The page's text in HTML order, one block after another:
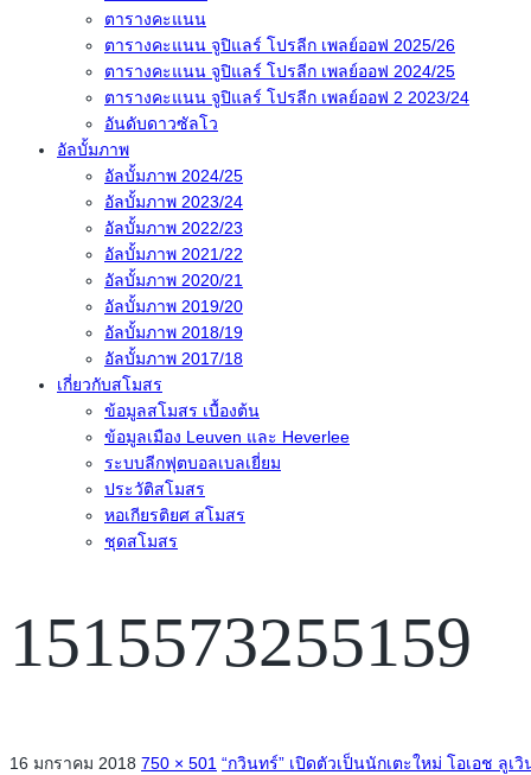
ตารางคะแนน
ตารางคะแนน จูปิแลร์ โปรลีก เพลย์ออฟ 2025/26
ตารางคะแนน จูปิแลร์ โปรลีก เพลย์ออฟ 2024/25
ตารางคะแนน จูปิแลร์ โปรลีก เพลย์ออฟ 2 2023/24
อันดับดาวซัลโว
อัลบั้มภาพ
อัลบั้มภาพ 2024/25
อัลบั้มภาพ 2023/24
อัลบั้มภาพ 2022/23
อัลบั้มภาพ 2021/22
อัลบั้มภาพ 2020/21
อัลบั้มภาพ 2019/20
อัลบั้มภาพ 2018/19
อัลบั้มภาพ 2017/18
เกี่ยวกับสโมสร
ข้อมูลสโมสร เบื้องต้น
ข้อมูลเมือง Leuven และ Heverlee
ระบบลีกฟุตบอลเบลเยี่ยม
ประวัติสโมสร
หอเกียรติยศ สโมสร
ชุดสโมสร
1515573255159
16 มกราคม 2018 750 × 501 “กวินทร์” เปิดตัวเป็นนักเตะใหม่ โอเอช ลูเวิ